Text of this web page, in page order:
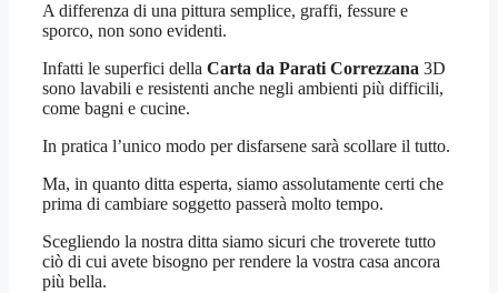
A differenza di una pittura semplice, graffi, fessure e
sporco, non sono evidenti.
Infatti le superfici della Carta da Parati Correzzana 3D
sono lavabili e resistenti anche negli ambienti più difficili,
come bagni e cucine.
In pratica l’unico modo per disfarsene sarà scollare il tutto.
Ma, in quanto ditta esperta, siamo assolutamente certi che
prima di cambiare soggetto passerà molto tempo.
Scegliendo la nostra ditta siamo sicuri che troverete tutto
ciò di cui avete bisogno per rendere la vostra casa ancora
più bella.